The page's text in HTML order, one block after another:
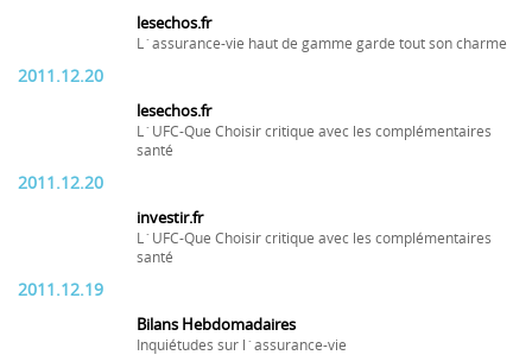
lesechos.fr
L´assurance-vie haut de gamme garde tout son charme
2011.12.20
lesechos.fr
L´UFC-Que Choisir critique avec les complémentaires
santé
2011.12.20
investir.fr
L´UFC-Que Choisir critique avec les complémentaires
santé
2011.12.19
Bilans Hebdomadaires
Inquiétudes sur l´assurance-vie